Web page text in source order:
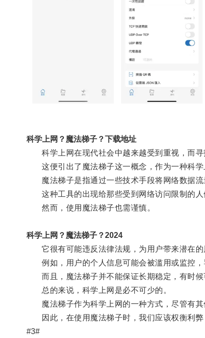
科学上网？魔法梯子？下载地址
科学上网在现代社会中越来越受到重视，而寻
这便引出了魔法梯子这一概念，作为一种科学
魔法梯子是指通过一些技术手段将网络数据流
这种工具的出现给那些受到网络访问限制的人
然而，使用魔法梯子也需谨慎。
科学上网？魔法梯子？2024
它很有可能违反法律法规，为用户带来潜在的
例如，用户的个人信息可能会被滥用或监控，
而且，魔法梯子并不能保证长期稳定，有时候
总的来说，科学上网是必不可少的。
魔法梯子作为科学上网的一种方式，尽管有其
因此，在使用魔法梯子时，我们应该权衡利弊
#3#